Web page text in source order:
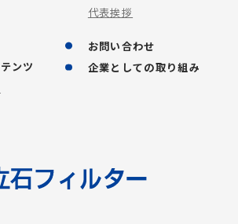
代表挨拶
ンツ
お問い合わせ
企業としての取り組み